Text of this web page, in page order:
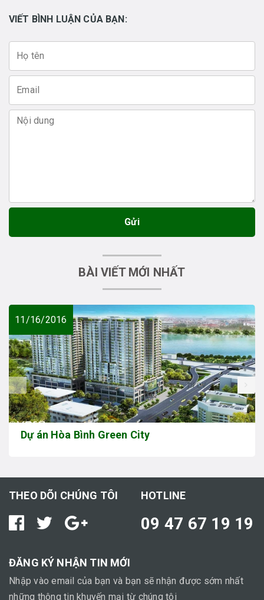
VIẾT BÌNH LUẬN CỦA BẠN:
Gửi
BÀI VIẾT MỚI NHẤT
11/16/2016
Dự án Hòa Bình Green City
prev
THEO DÕI CHÚNG TÔI HOTLINE
09 47 67 19 19
ĐĂNG KÝ NHẬN TIN MỚI
Nhập vào email của bạn và bạn sẽ nhận được sớm nhất
những thông tin khuyến mại từ chúng tôi